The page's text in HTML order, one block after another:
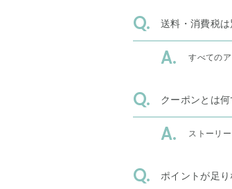
送料・消費税
すべての
クーポンとは何
ストーリ
ポイントが足